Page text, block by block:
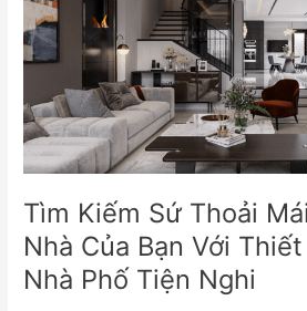
Tìm Kiếm Sứ Thoải
Nhà Của Bạn Với
Nhà Phố Tiện Nghi
Thoải
Mái
Trong
Nhà
Của
Bạn
Thiết
Kế
Nội
Thất